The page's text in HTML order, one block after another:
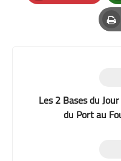
Pinterest
Les 2 Bases du
du Port au